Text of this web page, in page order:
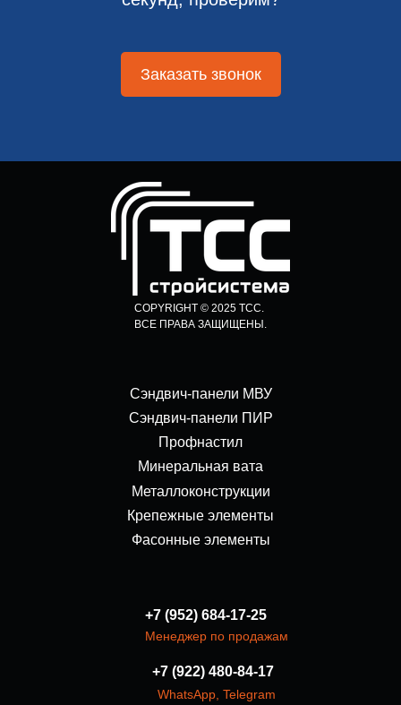
Заказать звонок
COPYRIGHT © 2025 ТСС.
ВСЕ ПРАВА ЗАЩИЩЕНЫ.
Сэндвич-панели МВУ
Сэндвич-панели ПИР
Профнастил
Минеральная вата
Металлоконструкции
Крепежные элементы
Фасонные элементы
+7 (952) 684-17-25
Менеджер по продажам
+7 (922) 480-84-17
WhatsApp Telegram